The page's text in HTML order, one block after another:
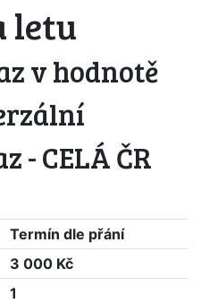
letu
v hodnotě
- CELÁ ČR
Termín dle přání
3 000 Kč
1